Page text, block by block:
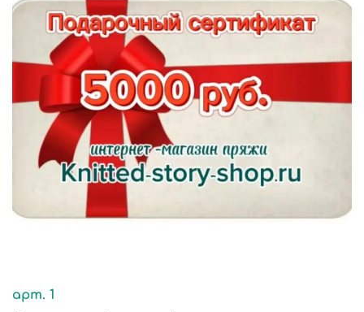
арт. 1